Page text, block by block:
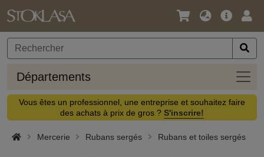
Langue
Devise
Offre
Départements
Vous êtes un professionnel, une entreprise et souhaitez faire
des achats à prix de gros ? S'inscrire!
Mercerie Rubans sergés Rubans et toiles sergés